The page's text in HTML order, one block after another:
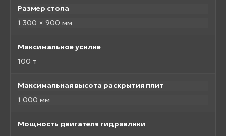
Размер стола
1 300 × 900 мм
Максимальное усилие
100 т
Максимальная высота раскрытия плит
1 000 мм
Мощность двигателя гидравлики